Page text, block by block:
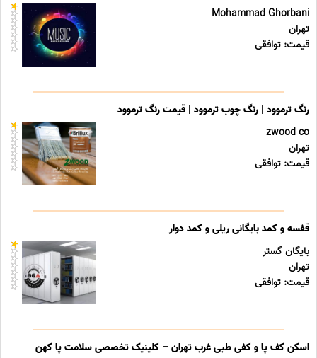
Mohammad Ghorbani
تهران
قیمت: توافقی
رنگ ترموود | رنگ چوب ترموود | قیمت رنگ ترموود
zwood co
تهران
قیمت: توافقی
قفسه و کمد بایگانی ریلی و کمد دوار
بایگان گستر
تهران
قیمت: توافقی
اسکن کف پا و کفی طبی غرب تهران – کلینیک تخصصی سلامت پا کهن